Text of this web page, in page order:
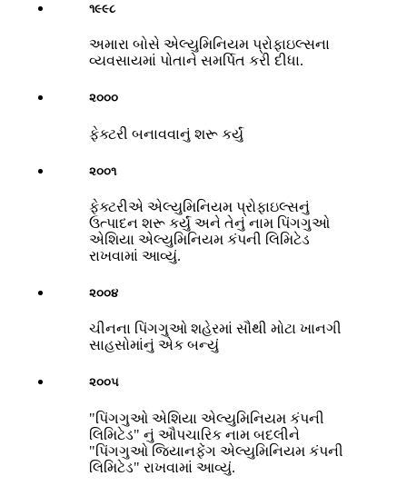
૧૯૯૮
અમારા બોસે એલ્યુમિનિયમ પ્રોફાઇલ્સના
વ્યવસાયમાં પોતાને સમર્પિત કરી દીધા.
૨૦૦૦
ફેક્ટરી બનાવવાનું શરૂ કર્યું
૨૦૦૧
ફેક્ટરીએ એલ્યુમિનિયમ પ્રોફાઇલ્સનું
ઉત્પાદન શરૂ કર્યું અને તેનું નામ પિંગગુઓ
એશિયા એલ્યુમિનિયમ કંપની લિમિટેડ
રાખવામાં આવ્યું.
૨૦૦૪
ચીનના પિંગગુઓ શહેરમાં સૌથી મોટા ખાનગી
સાહસોમાંનું એક બન્યું
૨૦૦૫
"પિંગગુઓ એશિયા એલ્યુમિનિયમ કંપની
લિમિટેડ" નું ઔપચારિક નામ બદલીને
"પિંગગુઓ જિયાનફેંગ એલ્યુમિનિયમ કંપની
લિમિટેડ" રાખવામાં આવ્યું.